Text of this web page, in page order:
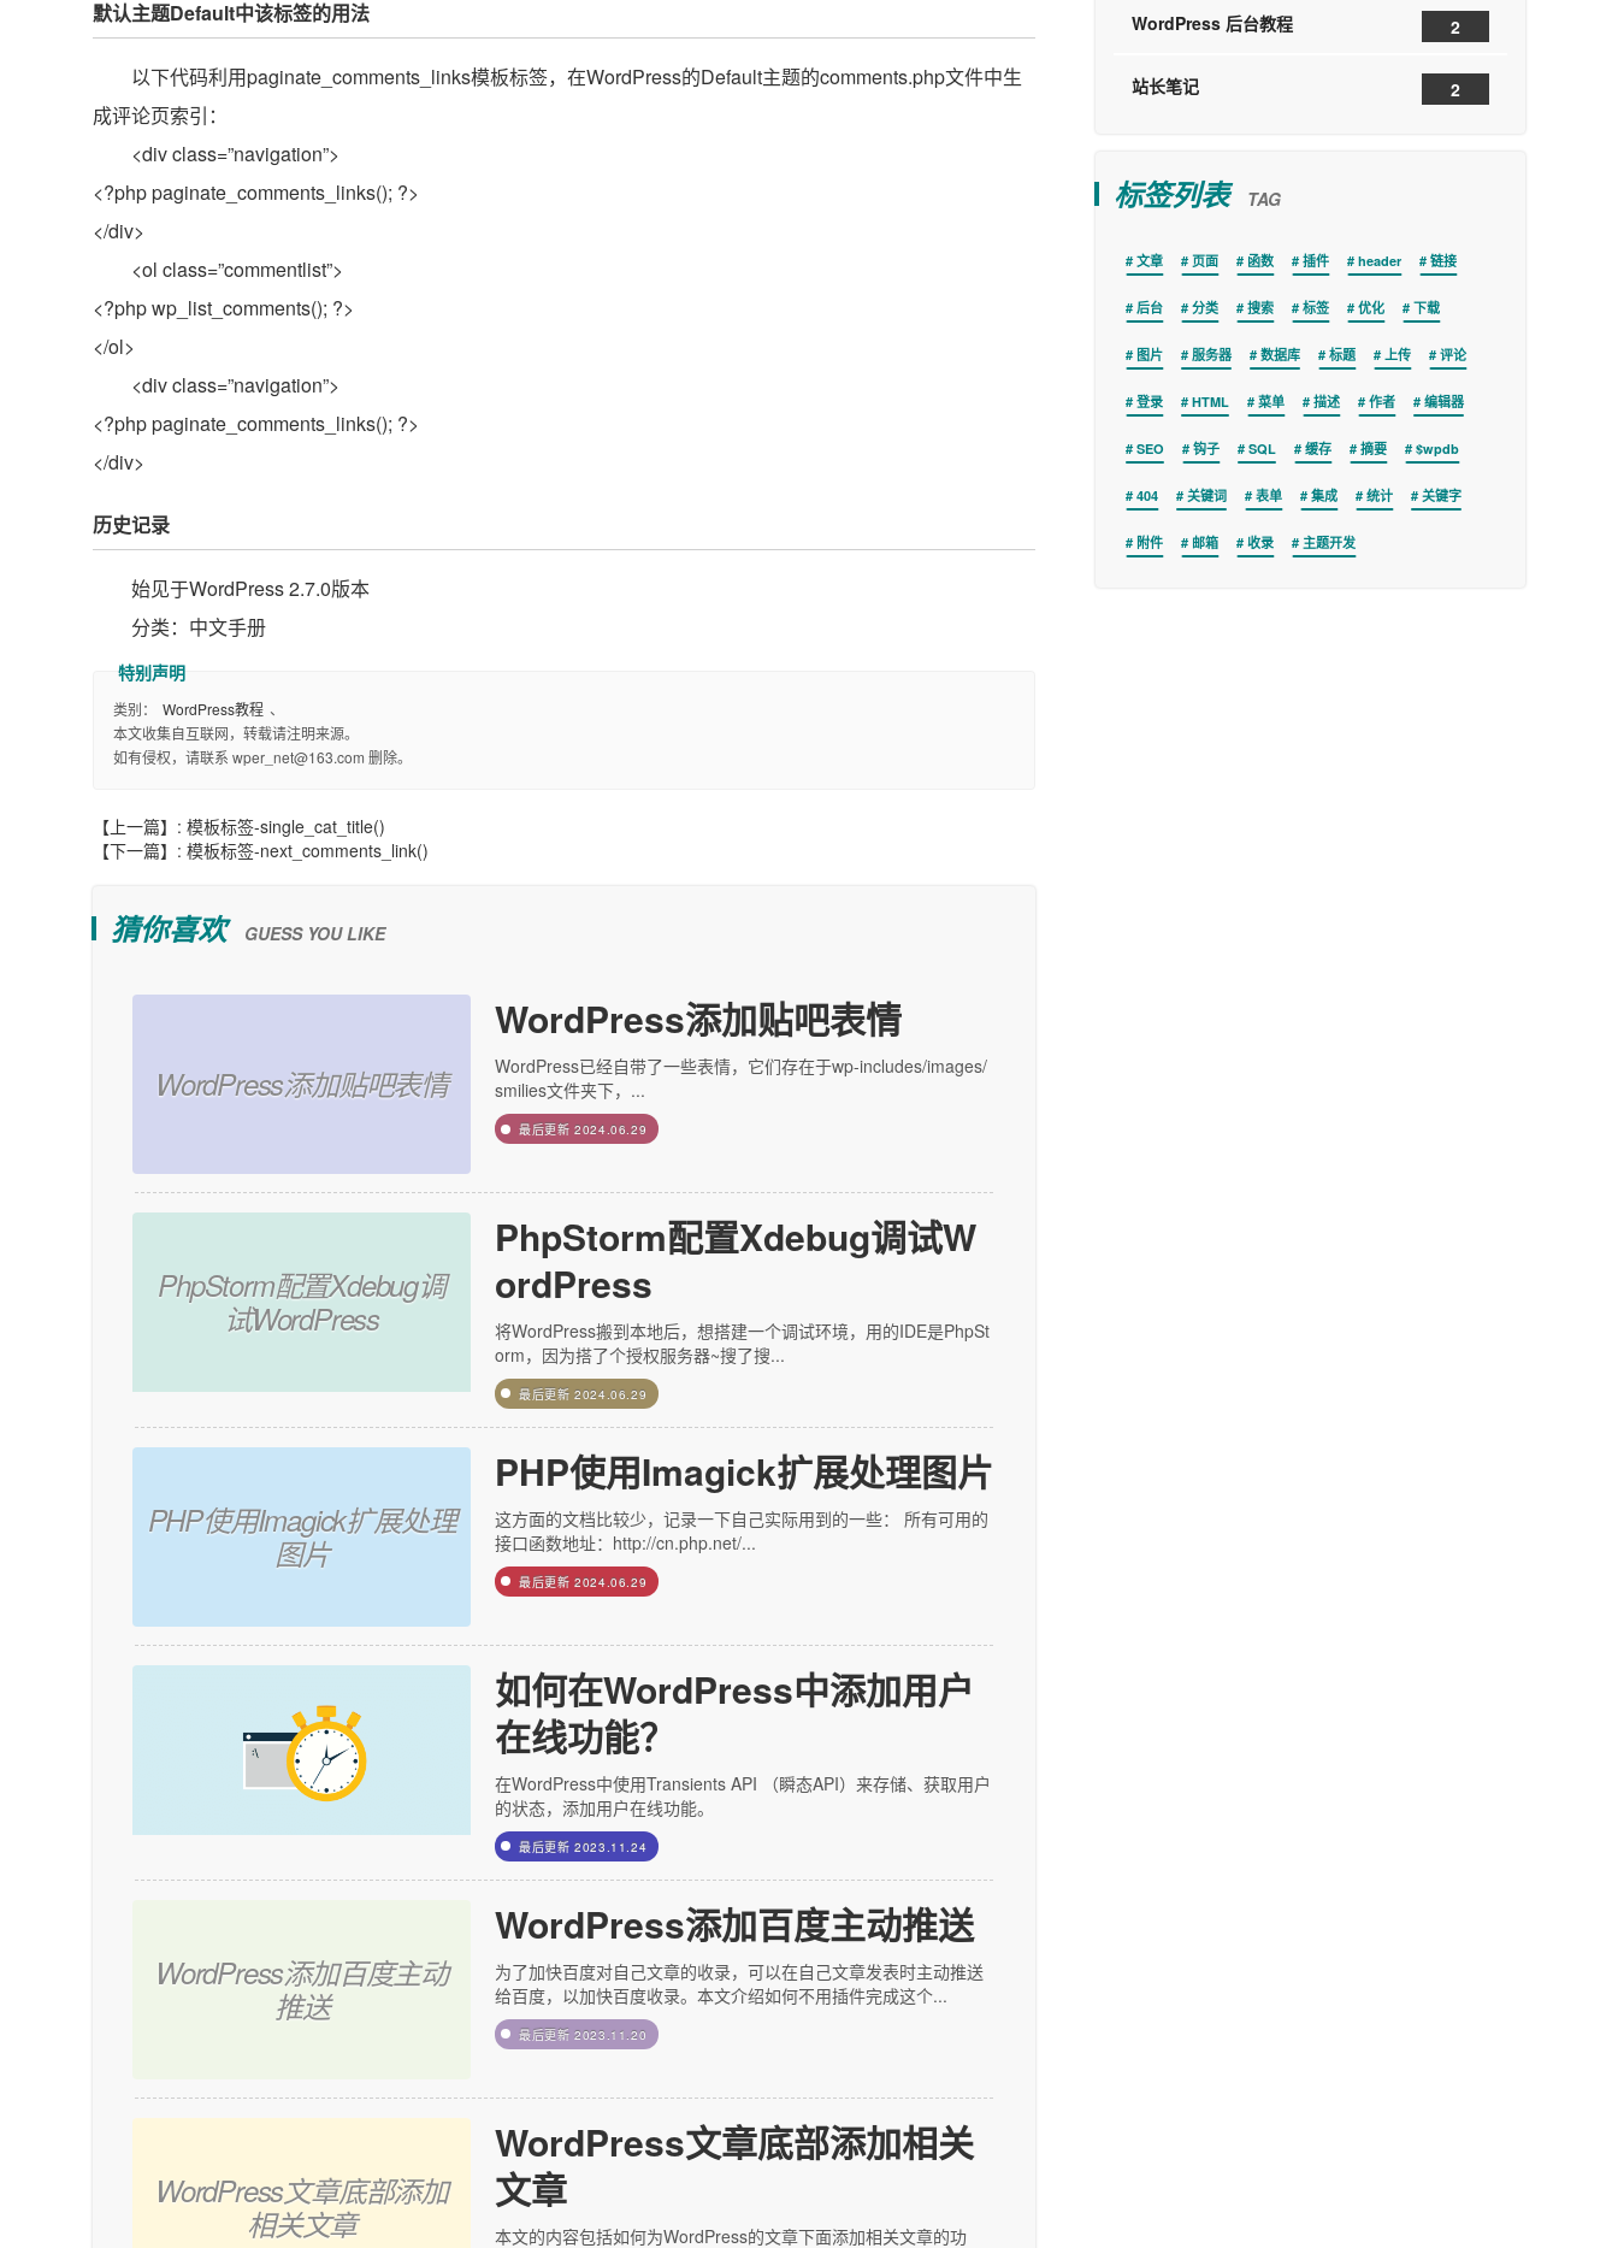
默认主题Default中该标签的用法
以下代码利用paginate_comments_links模板标签，在WordPress的Default主题的comments.php文件中生
成评论页索引：
<div class=”navigation”>
<?php paginate_comments_links(); ?>
</div>
<ol class=”commentlist”>
<?php wp_list_comments(); ?>
</ol>
<div class=”navigation”>
<?php paginate_comments_links(); ?>
</div>
历史记录
始见于WordPress 2.7.0版本
分类：中文手册
类别： WordPress教程 、
本文收集自互联网，转载请注明来源。
如有侵权，请联系 wper_net@163.com 删除。
【上一篇】: 模板标签-single_cat_title()
【下一篇】: 模板标签-next_comments_link()
猜你喜欢 GUESS YOU LIKE
WordPress添加贴吧表情
WordPress添加贴吧表情
WordPress已经自带了一些表情，它们存在于wp-includes/images/
smilies文件夹下，...
最后更新2024.06.29
PhpStorm配置Xdebug调
试WordPress
PhpStorm配置Xdebug调试W
ordPress
将WordPress搬到本地后，想搭建一个调试环境，用的IDE是PhpSt
orm，因为搭了个授权服务器~搜了搜...
最后更新2024.06.29
PHP使用Imagick扩展处理
图片
PHP使用Imagick扩展处理图片
这方面的文档比较少，记录一下自己实际用到的一些： 所有可用的
接口函数地址：http://cn.php.net/...
最后更新2024.06.29
如何在WordPress中添加用户
在线功能？
在WordPress中使用Transients API （瞬态API）来存储、获取用户
的状态，添加用户在线功能。
最后更新2023.11.24
WordPress添加百度主动
推送
WordPress添加百度主动推送
为了加快百度对自己文章的收录，可以在自己文章发表时主动推送
给百度，以加快百度收录。本文介绍如何不用插件完成这个...
最后更新2023.11.20
WordPress文章底部添加
相关文章
WordPress文章底部添加相关
文章
本文的内容包括如何为WordPress的文章下面添加相关文章的功
WordPress 后台教程 2
站长笔记 2
标签列表 TAG
文章 页面 函数 插件 header 链接
后台 分类 搜索 标签 优化 下载
图片 服务器 数据库 标题 上传 评论
登录 HTML 菜单 描述 作者 编辑器
SEO 钩子 SQL 缓存 摘要 $wpdb
404 关键词 表单 集成 统计 关键字
附件 邮箱 收录 主题开发